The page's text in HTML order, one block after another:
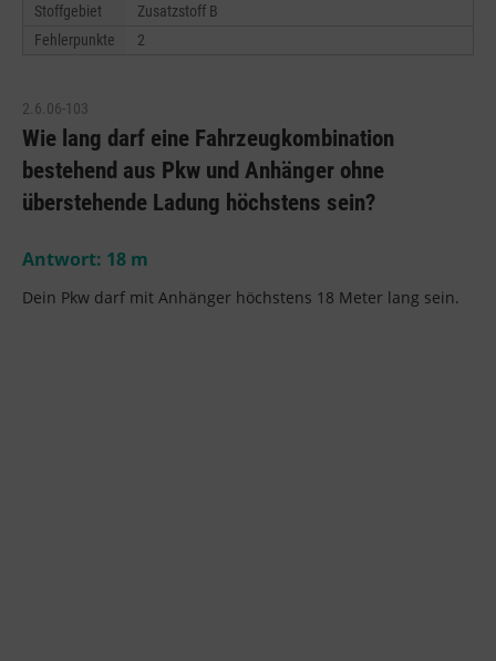
Stoffgebiet
Zusatzstoff B
Fehlerpunkte
2
2.6.06-103
Wie lang darf eine Fahrzeugkombination
bestehend aus Pkw und Anhänger ohne
überstehende Ladung höchstens sein?
Antwort: 18 m
Dein Pkw darf mit Anhänger höchstens 18 Meter lang sein.